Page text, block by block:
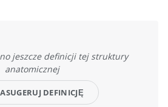
jeszcze definicji tej struktury
anatomicznej
DEFINICJĘ